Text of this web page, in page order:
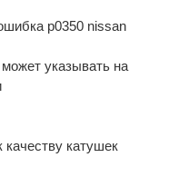
p0350 nissan
указывать на
качеству катушек